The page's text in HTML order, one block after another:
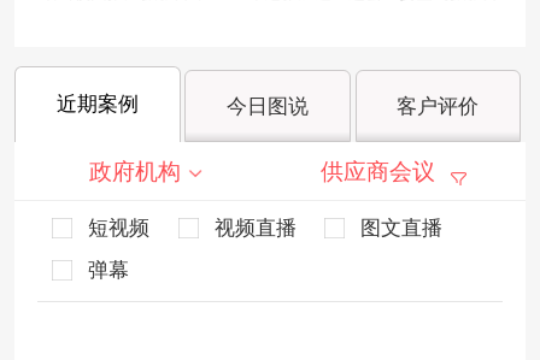
近期案例 今日图说 客户评价
政府机构 供应商会议
短视频 视频直播
图文直播
弹幕